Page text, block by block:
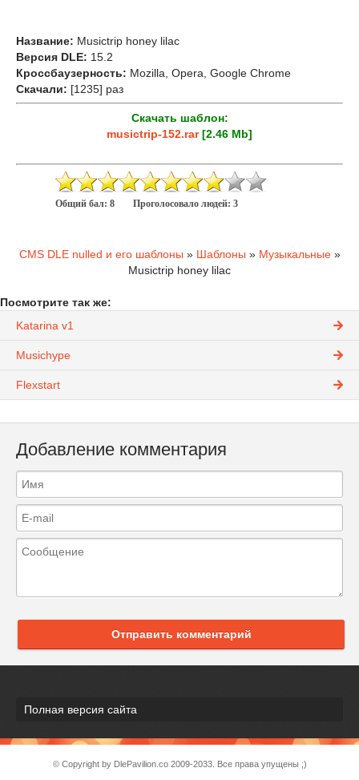
Название: Musictrip honey lilac
Версия DLE: 15.2
Кроссбаузерность: Mozilla, Opera, Google Chrome
Скачали: [1235] раз
Скачать шаблон:
musictrip-152.rar[2.46 Mb]
Общий бал: 8 Проголосовало людей: 3
CMS DLE nulled и его шаблоны » Шаблоны » Музыкальные»
Musictrip honey lilac
Посмотрите так же:
Katarina v1
Musichype
Flexstart
Добавление комментария
Отправить комментарий
Полная версия сайта
© Copyright by DlePavilion.co 2009-2033. Все права упущены ;)